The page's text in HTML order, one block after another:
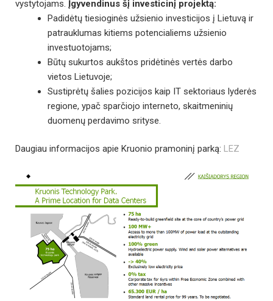
vystytojams. Įgyvendinus šį investicinį projektą:
Padidėtų tiesioginės užsienio investicijos į Lietuvą ir
patrauklumas kitiems potencialiems užsienio
investuotojams;
Būtų sukurtos aukštos pridėtinės vertės darbo
vietos Lietuvoje;
Sustiprėtų šalies pozicijos kaip IT sektoriaus lyderės
regione, ypač sparčiojo interneto, skaitmeninių
duomenų perdavimo srityse.
Daugiau informacijos apie Kruonio pramoninį parką: LEZ